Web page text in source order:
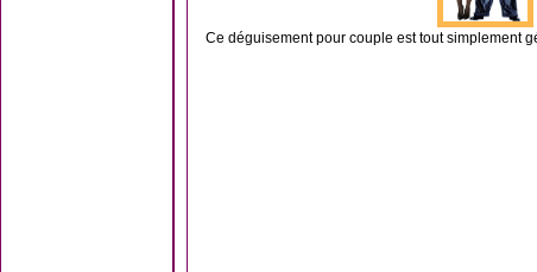
Ce déguisement pour couple est tout simplement